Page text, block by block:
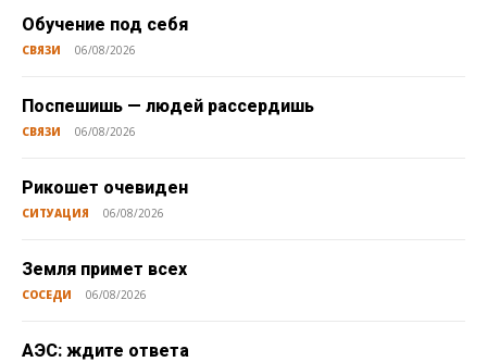
Обучение под себя
СВЯЗИ 06/08/2026
Поспешишь — людей рассердишь
СВЯЗИ 06/08/2026
Рикошет очевиден
СИТУАЦИЯ 06/08/2026
Земля примет всех
СОСЕДИ 06/08/2026
АЭС: ждите ответа